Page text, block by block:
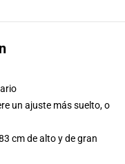
un ajuste más suelto, o
cm de alto y de gran